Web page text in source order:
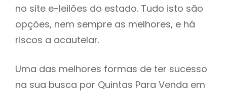
no site e-leilões do estado. Tudo isto são
opções, nem sempre as melhores, e há
riscos a acautelar.
Uma das melhores formas de ter sucesso
na sua busca por Quintas Para Venda em